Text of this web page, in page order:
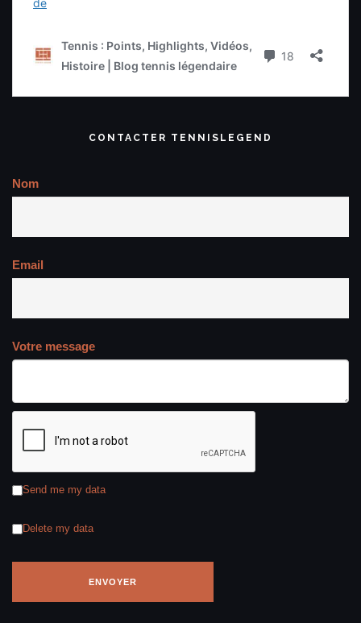
CONTACTER TENNISLEGEND
Nom
Email
Votre message
Send me my data
Delete my data